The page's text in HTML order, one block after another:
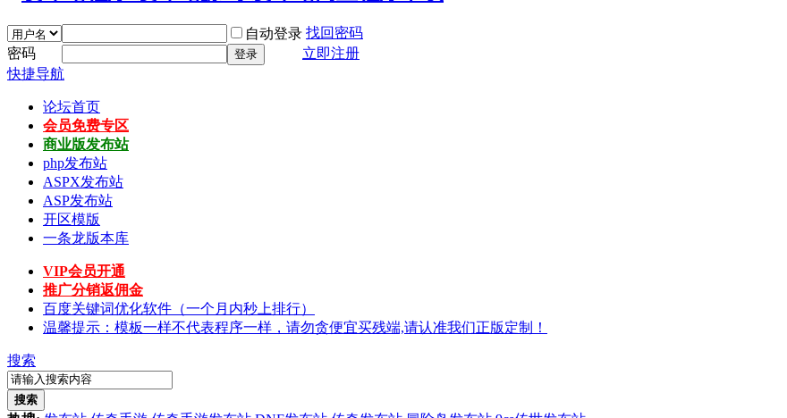
自动登录 找回密码
密码
登录
立即注册
快捷导航
论坛首页
会员免费专区
商业版发布站
php发布站
ASPX发布站
ASP发布站
开区模版
一条龙版本库
VIP会员开通
推广分销返佣金
百度关键词优化软件（一个月内秒上排行）
温馨提示：模板一样不代表程序一样，请勿贪便宜买残端,请认准我们正版定制！
搜索
搜索